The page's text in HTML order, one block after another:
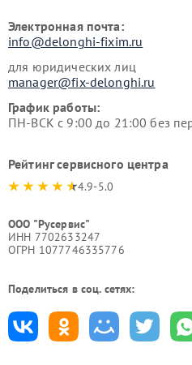
Электронная почта:
info@delonghi-fixim.ru
для юридических лиц
manager@fix-delonghi.ru
График работы:
ПН-ВСК с 9:00 до 21:00 без
Рейтинг сервисного центра
4.9-5.0
ООО "Русервис"
ИНН 7702633247
ОГРН 1077746335776
Поделиться в соц. сетях: